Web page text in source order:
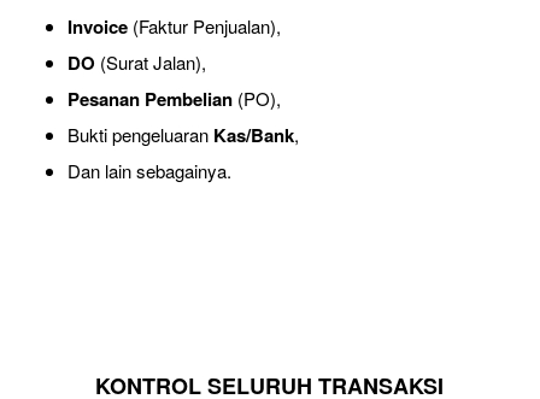
Invoice(Faktur Penjualan),
DO (Surat Jalan),
Pesanan Pembelian(PO),
Bukti pengeluaran Kas/Bank,
Dan lain sebagainya.
KONTROL SELURUH TRANSAKSI